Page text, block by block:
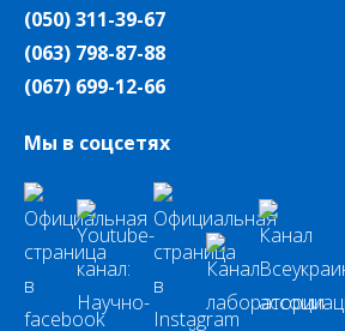
(050) 311-39-67
(063) 798-87-88
(067) 699-12-66
Мы в соцсетях